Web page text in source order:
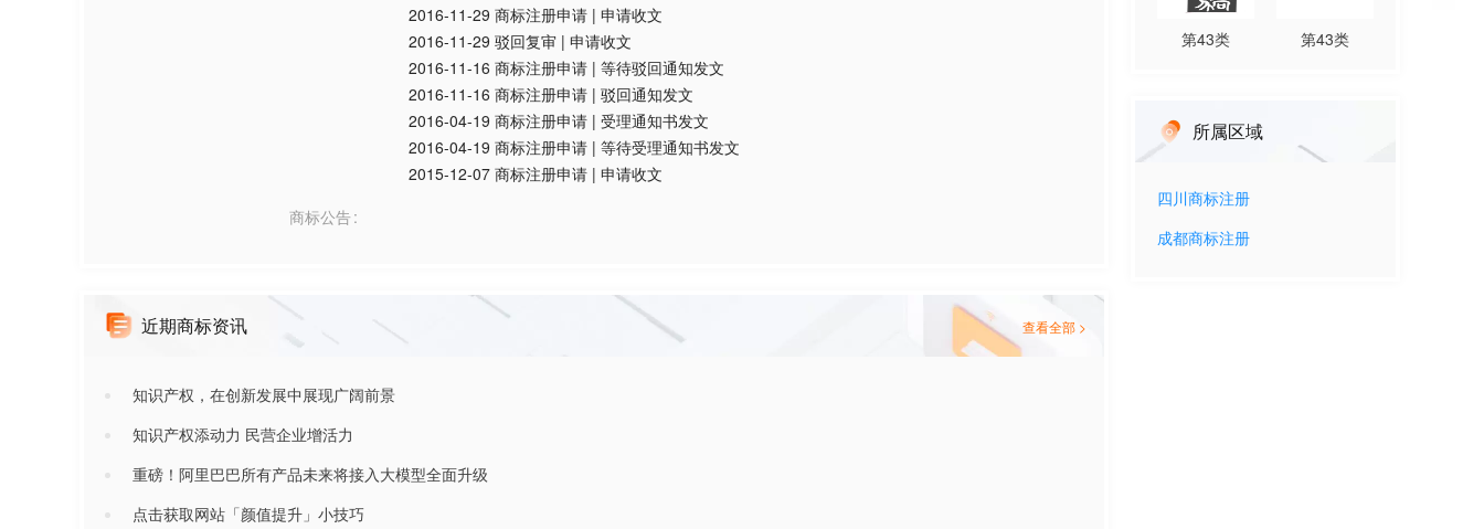
2016-11-29 商标注册申请 | 申请收文
2016-11-29 驳回复审 | 申请收文
2016-11-16 商标注册申请 | 等待驳回通知发文
2016-11-16 商标注册申请 | 驳回通知发文
2016-04-19 商标注册申请 | 受理通知书发文
2016-04-19 商标注册申请 | 等待受理通知书发文
2015-12-07 商标注册申请 | 申请收文
商标公告
近期商标资讯 查看全部 >
知识产权，在创新发展中展现广阔前景
知识产权添动力 民营企业增活力
重磅！阿里巴巴所有产品未来将接入大模型全面升级
点击获取网站「颜值提升」小技巧
第43类 第43类
所属区域
四川 商标注册
成都商标注册